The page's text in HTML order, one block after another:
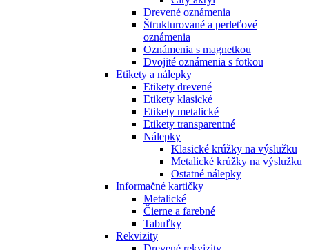
Drevené oznámenia
Štrukturované a perleťové
oznámenia
Oznámenia s magnetkou
Dvojité oznámenia s fotkou
Etikety a nálepky
Etikety drevené
Etikety klasické
Etikety metalické
Etikety transparentné
Nálepky
Klasické krúžky na výslužku
Metalické krúžky na výslužku
Ostatné nálepky
Informačné kartičky
Metalické
Čierne a farebné
Tabuľky
Rekvizity